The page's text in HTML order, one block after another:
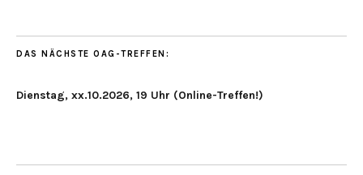
DAS NÄCHSTE OAG-TREFFEN:
Dienstag, xx.10.2026, 19 Uhr (Online-Treffen!)